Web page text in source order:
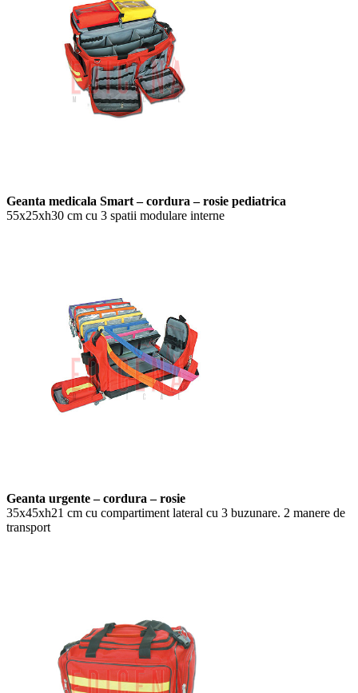
Geanta medicala Smart – cordura – rosie pediatrica
55x25xh30 cm cu 3 spatii modulare interne
Geanta urgente – cordura – rosie
35x45xh21 cm cu compartiment lateral cu 3 buzunare. 2 manere de
transport